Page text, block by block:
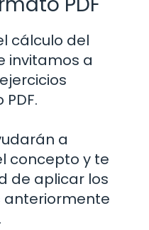
cálculo del
invitamos a
a
concepto y te
de aplicar los
anteriormente